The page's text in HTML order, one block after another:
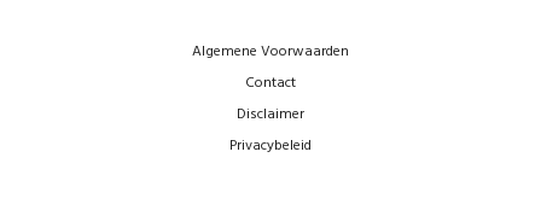
Algemene Voorwaarden
Contact
Disclaimer
Privacybeleid